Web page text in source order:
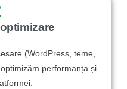
(WordPress, teme,
performanța și